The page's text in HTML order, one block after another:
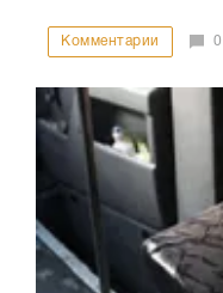
Комментарии 0